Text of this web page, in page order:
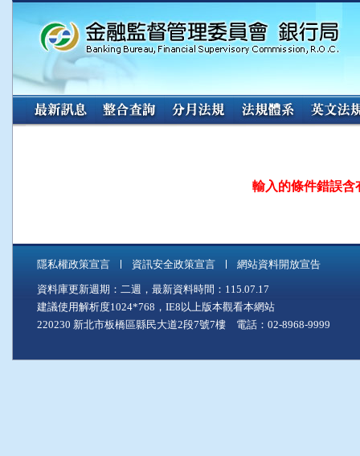
:::
輸入的條件錯誤含
隱私權政策宣言 資訊安全政策宣言 網站資料開放宣告
資料庫更新週期：二週，最新資料時間：115.07.17
建議使用解析度1024*768，IE8以上版本觀看本網站
220230 新北市板橋區縣民大道2段7號7樓 電話：02-8968-9999